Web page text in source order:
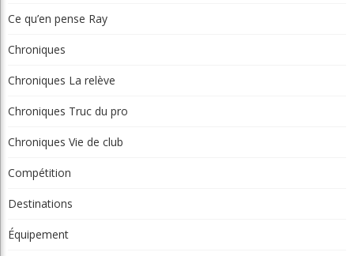
Ce qu’en pense Ray
Chroniques
Chroniques La relève
Chroniques Truc du pro
Chroniques Vie de club
Compétition
Destinations
Équipement